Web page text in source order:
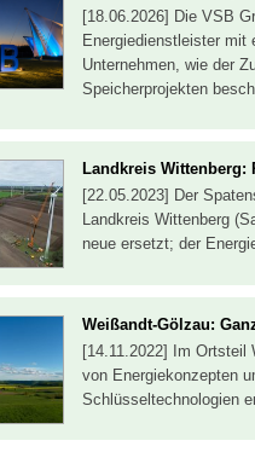
[18.06.2026] Die VSB
Energiedienstleister mit
Unternehmen, wie der
Speicherprojekten
Landkreis Wittenberg:
[22.05.2023] Der
Landkreis Wittenberg
neue ersetzt; der
Weißandt-Gölzau:
[14.11.2022] Im Ortsteil
von Energiekonzepten
Schlüsseltechnologien